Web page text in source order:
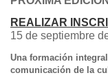
REALIZAR
15 de septiembre
Una formación
comunicación de la